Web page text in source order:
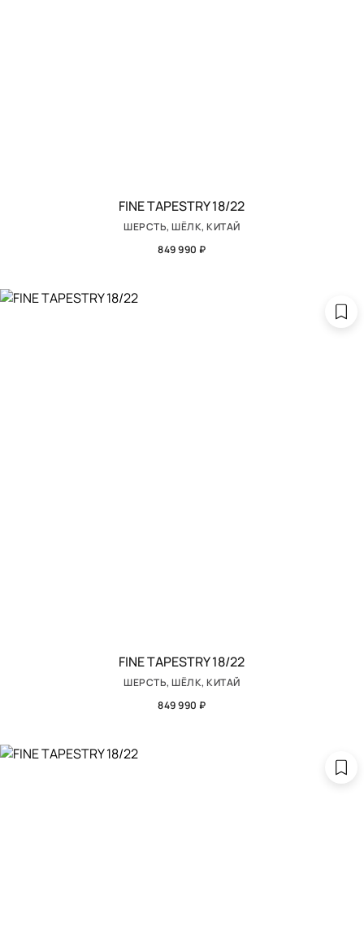
FINE TAPESTRY 18/22
ШЕРСТЬ, ШЁЛК, КИТАЙ
849 990 ₽
FINE TAPESTRY 18/22
ШЕРСТЬ, ШЁЛК, КИТАЙ
849 990 ₽